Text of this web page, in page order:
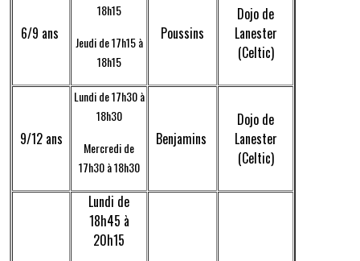
6/9 ans
18h15
Jeudi de 17h15 à
18h15
Poussins
Dojo de
Lanester
(Celtic)
9/12 ans
Lundi de 17h30 à
18h30
Mercredi de
17h30 à 18h30
Benjamins
Dojo de
Lanester
(Celtic)
Lundi de
18h45 à
20h15